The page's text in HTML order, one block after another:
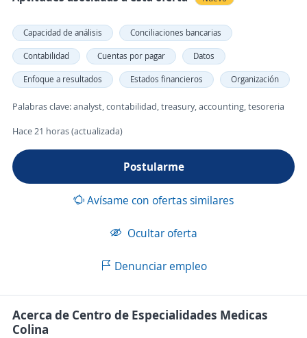
Capacidad de análisis
Conciliaciones bancarias
Contabilidad
Cuentas por pagar
Datos
Enfoque a resultados
Estados financieros Organización
Palabras clave: analyst, contabilidad, treasury, accounting, tesoreria
Hace 21 horas (actualizada)
Postularme
Avísame con ofertas similares
Ocultar oferta
Denunciar empleo
Acerca de Centro de Especialidades Medicas
Colina